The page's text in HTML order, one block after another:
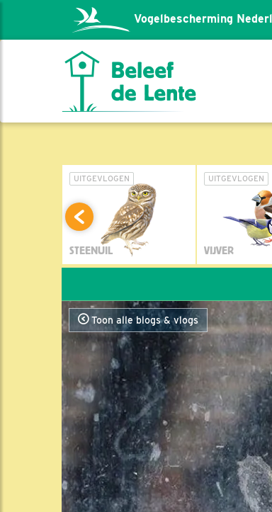
Vogelbescherming
UITGEVLOGEN
STEENUIL
UITGEVLOGEN
VIJVER
Toon alle blogs & vlogs